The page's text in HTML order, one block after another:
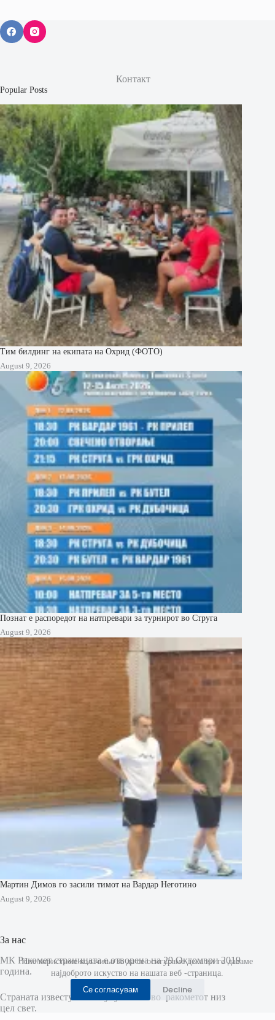
Ние користиме колачиња за да се осигураме дека ви го даваме
најдоброто искуство на нашата веб -страница.
Се согласувам Decline
Контакт
Popular Posts
Тим билдинг на екипата на Охрид (ФОТО)
August 9, 2026
Познат е распоредот на натпревари за турнирот во Струга
August 9, 2026
Мартин Димов го засили тимот на Вардар Неготино
August 9, 2026
За нас
МК Ракомет страницата е отворена на 29 Октомври 2019
година.
Страната известува за случувањата во ракометот низ
цел свет.